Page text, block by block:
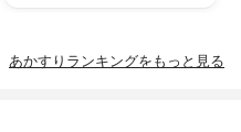
あかすりランキングをもっと見る